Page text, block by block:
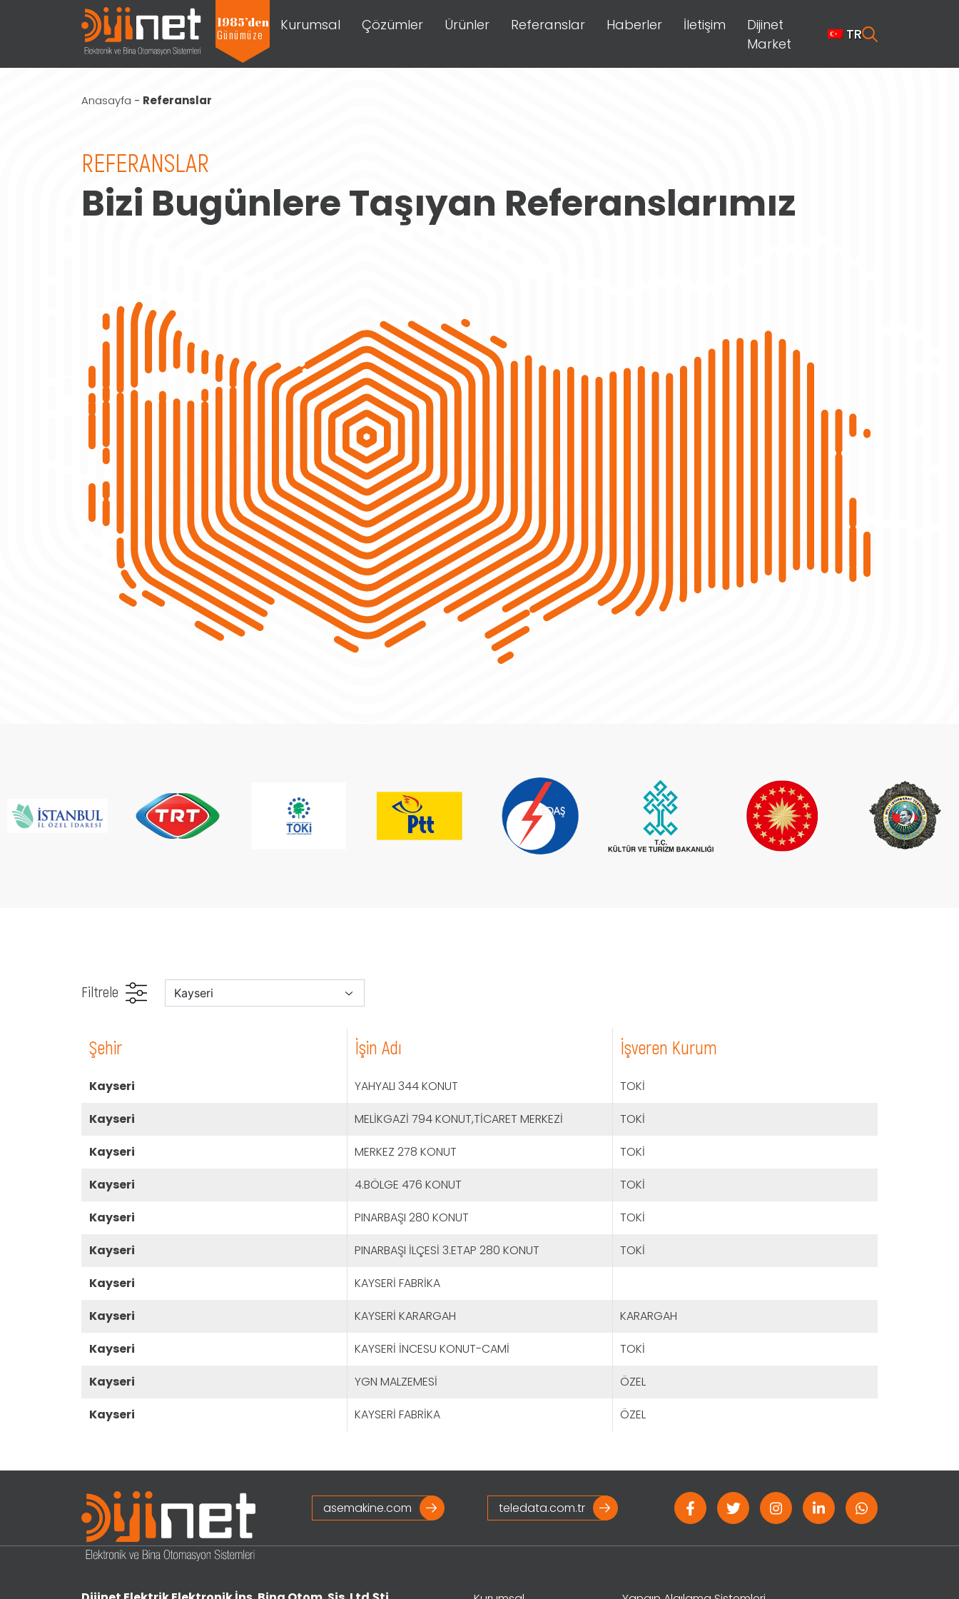
1985’den
Günümüze
Kurumsal Çözümler Ürünler Referanslar Haberler İletişim
Dijinet
Market
TR
Projeleri Görmek İçin Tıklayınız
Anasayfa - Referanslar
REFERANSLAR
Bizi Bugünlere Taşıyan Referanslarımız
Filtrele
şehir İşin Adı İşveren Kurum
kayseri YAHYALI 344 KONUT
TOKİ
kayseri
MELİKGAZİ 794 KONUT,TİCARET MERKEZİ
TOKİ
kayseri
MERKEZ 278 KONUT
TOKİ
kayseri
4.BÖLGE 476 KONUT
TOKİ
kayseri
PINARBAŞI 280 KONUT
TOKİ
kayseri
PINARBAŞI İLÇESİ 3.ETAP 280 KONUT
TOKİ
kayseri
KAYSERİ FABRİKA
kayseri
KAYSERİ KARARGAH
KARARGAH
kayseri
KAYSERİ İNCESU KONUT-CAMİ
TOKİ
kayseri
YGN MALZEMESİ
ÖZEL
kayseri
KAYSERİ FABRİKA ÖZEL
asemakine.com teledata.com.tr